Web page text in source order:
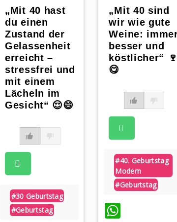
„Mit 40 hast
du einen
Zustand der
Gelassenheit
erreicht –
stressfrei und
mit einem
Lächeln im
Gesicht“ 😌😄
#30 Geburtstag
#geburtstag
„Mit 40 sind
wir wie gute
Weine:
besser und
köstlicher“ 🍷
😋
#40. Geburtstag
Modern
#geburtstag